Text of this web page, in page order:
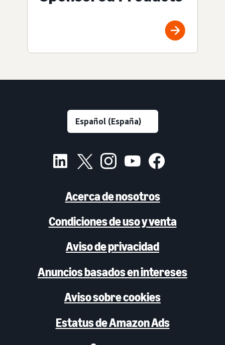
Acerca de nosotros
Condiciones de uso y venta
Aviso de privacidad
Anuncios basados en intereses
Aviso sobre cookies
Estatus de Amazon Ads